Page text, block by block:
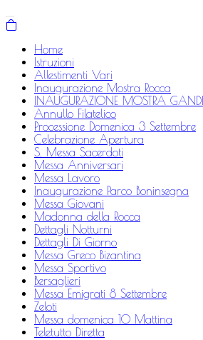
Home
Istruzioni
Allestimenti Vari
Inaugurazione Mostra Rocca
INAUGURAZIONE MOSTRA GANDI
Annullo Filatelico
Processione Domenica 3 Settembre
Celebrazione Apertura
S. Messa Sacerdoti
Messa Anniversari
Messa Lavoro
Inaugurazione Parco Boninsegna
Messa Giovani
Madonna della Rocca
Dettagli Notturni
Dettagli Di Giorno
Messa Greco Bizantina
Messa Sportivo
Bersaglieri
Messa Emigrati 8 Settembre
Zeloti
Messa domenica 10 Mattina
Teletutto Diretta